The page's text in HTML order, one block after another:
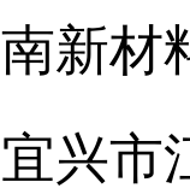
南新材
宜兴市